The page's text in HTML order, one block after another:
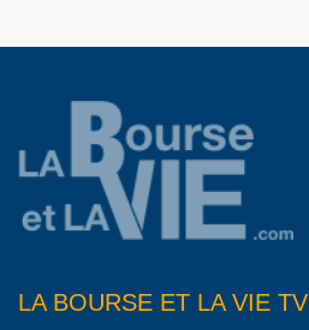
LA BOURSE ET LA VIE TV